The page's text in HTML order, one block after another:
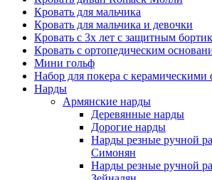
Кровать для мальчика
Кровать для мальчика и девочки
Кровать с 3х лет с защитным
Кровать с ортопедическим
Мини гольф
Набор для покера с
Нарды
Армянские нарды
Деревянные нарды
Дорогие нарды
Нарды резные ручной
Симонян
Нарды резные ручной